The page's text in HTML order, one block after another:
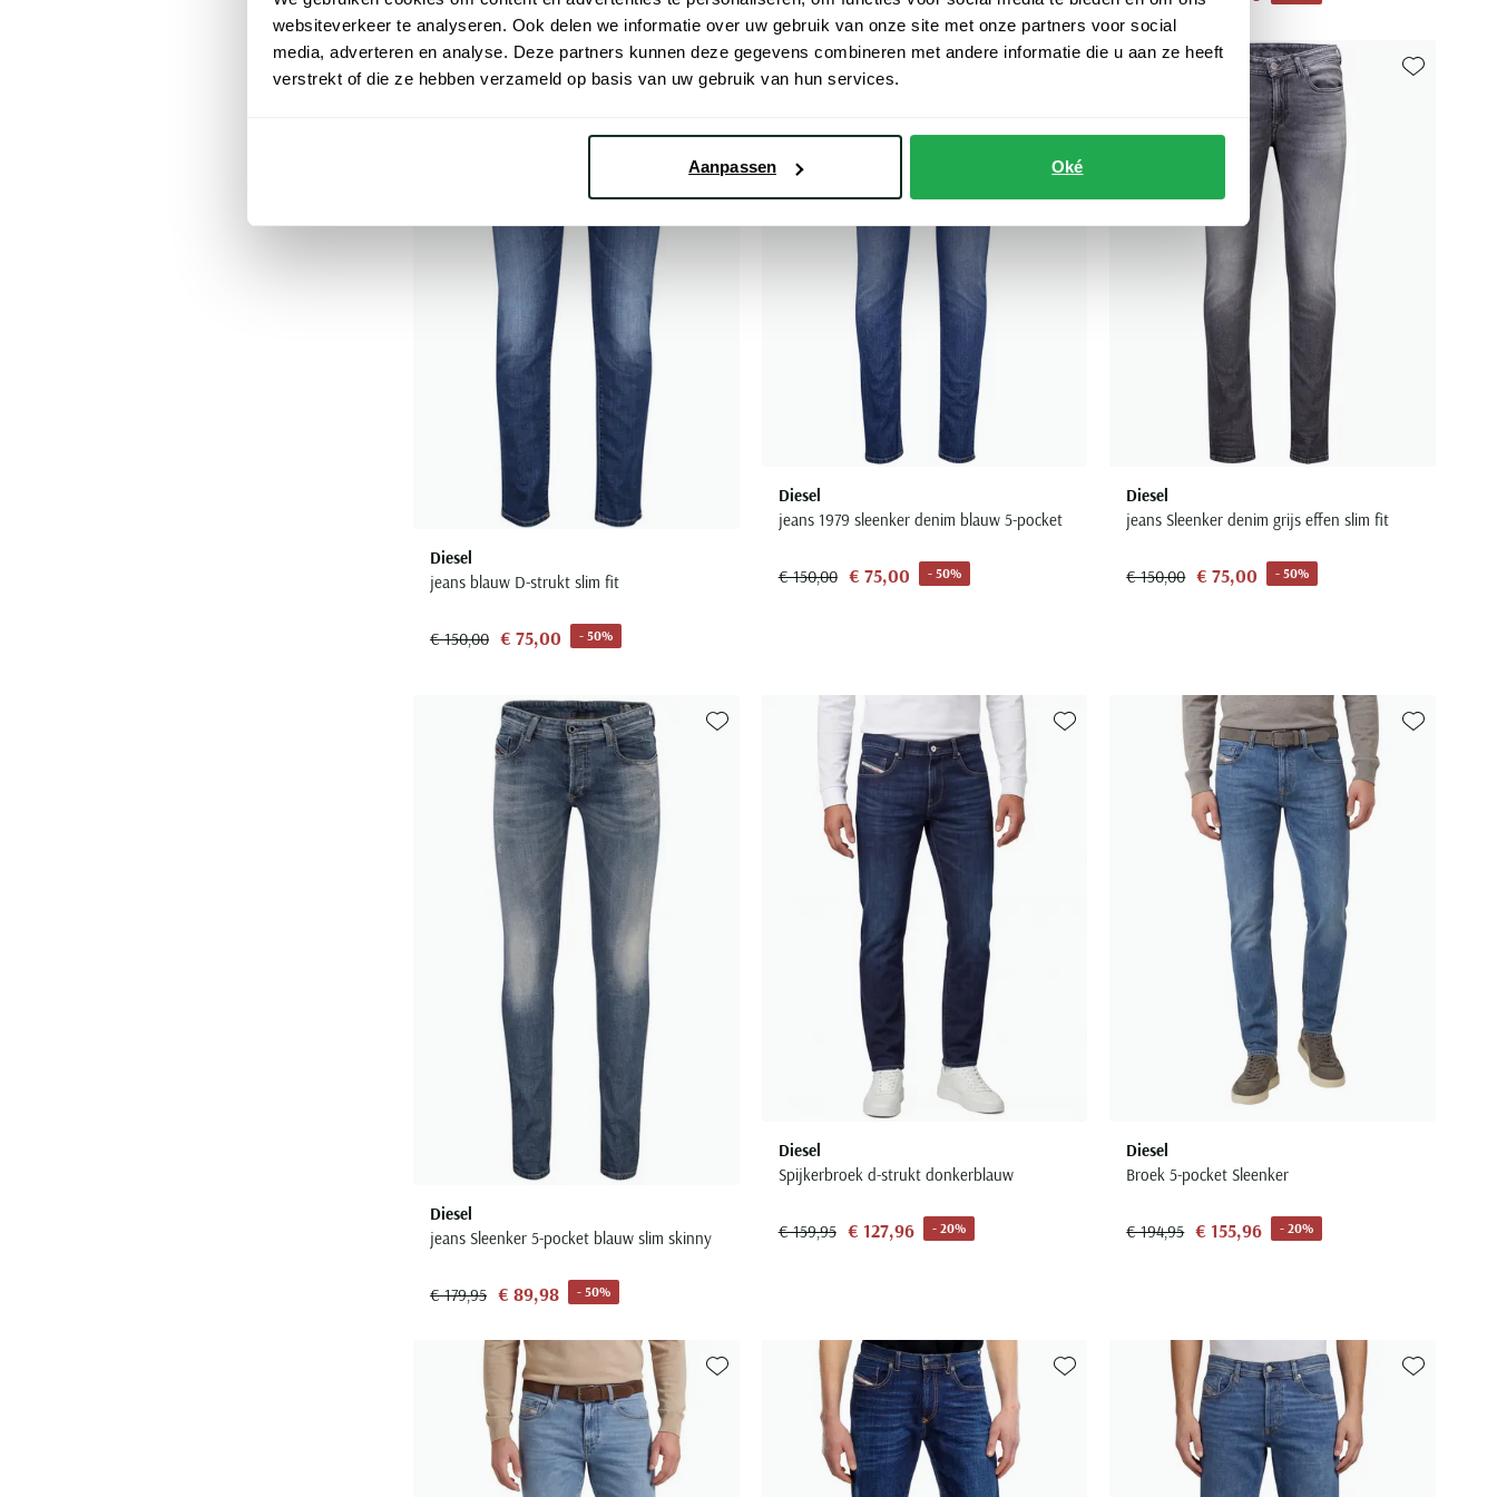
websiteverkeer te analyseren. Ook delen we informatie over uw gebruik van onze site met onze partners voor social
media, adverteren en analyse. Deze partners kunnen deze gegevens combineren met andere informatie die u aan ze heeft
verstrekt of die ze hebben verzameld op basis van uw gebruik van hun services.
Aanpassen Oké
Diesel
jeans blauw D-strukt slim fit
€ 150,00 € 75,00 - 50%
Toevoegen aan favorieten
Diesel
jeans 1979 sleenker denim blauw 5-pocket
€ 150,00 € 75,00 - 50%
Diesel
jeans Sleenker denim grijs effen slim fit
€ 150,00 € 75,00 - 50%
Diesel
jeans Sleenker 5-pocket blauw slim skinny
€ 179,95 € 89,98 - 50%
Toevoegen aan favorieten
Diesel
Spijkerbroek d-strukt donkerblauw
€ 159,95 € 127,96 - 20%
Toevoegen aan favorieten
Diesel
Broek 5-pocket Sleenker
€ 194,95 € 155,96 - 20%
Toevoegen aan favorieten Toevoegen aan favorieten